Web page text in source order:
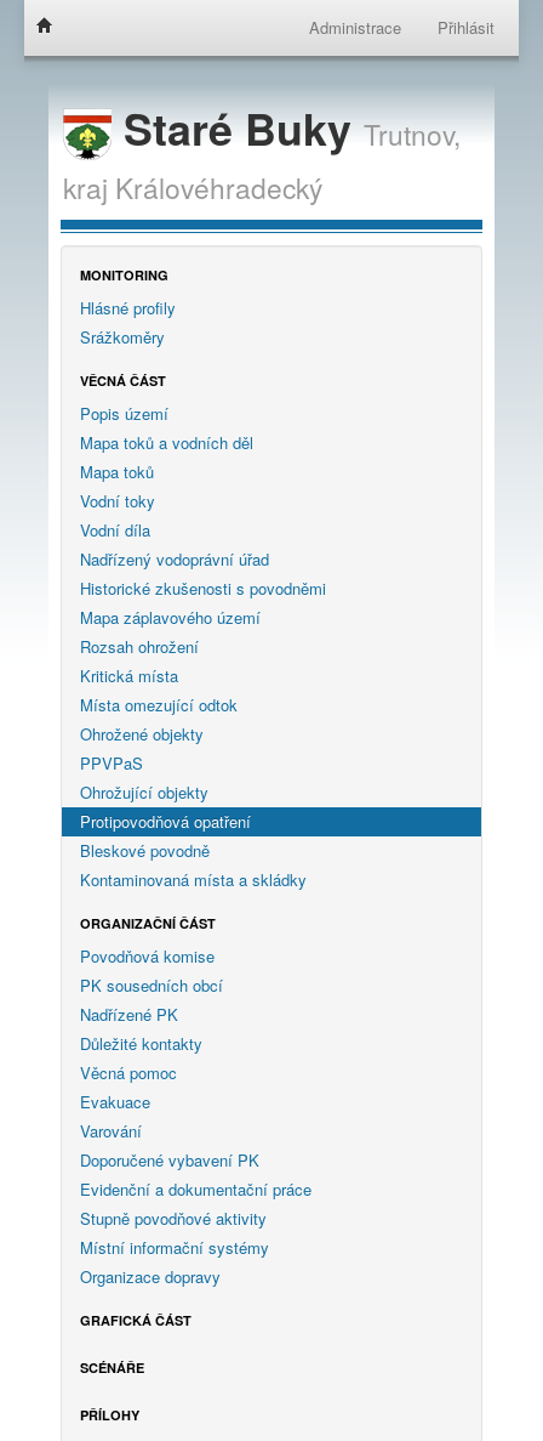
Administrace Přihlásit
Staré BukyTrutnov,
kraj Královéhradecký
MONITORING
Hlásné profily
Srážkoměry
VĚCNÁ ČÁST
Popis území
Mapa toků a vodních děl
Mapa toků
Vodní toky
Vodní díla
Nadřízený vodoprávní úřad
Historické zkušenosti s povodněmi
Mapa záplavového území
Rozsah ohrožení
Kritická místa
Místa omezující odtok
Ohrožené objekty
PPVPaS
Ohrožující objekty
Protipovodňová opatření
Bleskové povodně
Kontaminovaná místa a skládky
ORGANIZAČNÍ ČÁST
Povodňová komise
PK sousedních obcí
Nadřízené PK
Důležité kontakty
Věcná pomoc
Evakuace
Varování
Doporučené vybavení PK
Evidenční a dokumentační práce
Stupně povodňové aktivity
Místní informační systémy
Organizace dopravy
GRAFICKÁ ČÁST
SCÉNÁŘE
PŘÍLOHY